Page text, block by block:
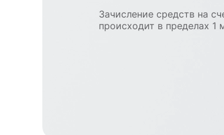
Зачисление средств на
происходит в пределах 1